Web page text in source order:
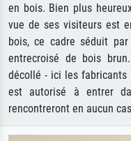
en bois. Bien plus
vue de ses visiteurs est
bois, ce cadre séduit
entrecroisé de bois
décollé - ici les
est autorisé à entrer
rencontreront en aucun